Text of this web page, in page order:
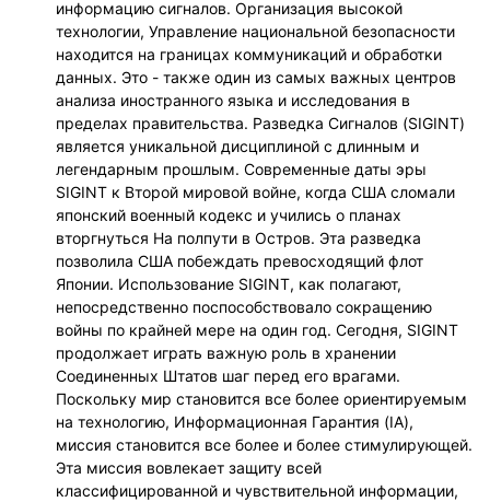
информацию сигналов. Организация высокой
технологии, Управление национальной безопасности
находится на границах коммуникаций и обработки
данных. Это - также один из самых важных центров
анализа иностранного языка и исследования в
пределах правительства. Разведка Сигналов (SIGINT)
является уникальной дисциплиной с длинным и
легендарным прошлым. Современные даты эры
SIGINT к Второй мировой войне, когда США сломали
японский военный кодекс и учились о планах
вторгнуться На полпути в Остров. Эта разведка
позволила США побеждать превосходящий флот
Японии. Использование SIGINT, как полагают,
непосредственно поспособствовало сокращению
войны по крайней мере на один год. Сегодня, SIGINT
продолжает играть важную роль в хранении
Соединенных Штатов шаг перед его врагами.
Поскольку мир становится все более ориентируемым
на технологию, Информационная Гарантия (IA),
миссия становится все более и более стимулирующей.
Эта миссия вовлекает защиту всей
классифицированной и чувствительной информации,